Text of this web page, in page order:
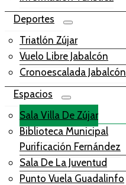
Deportes
Triatlón Zújar
Vuelo Libre Jabalcón
Cronoescalada Jabalcón
Espacios
Sala Villa De Zújar
Biblioteca Municipal
Purificación Fernández
Sala De La Juventud
Punto Vuela Guadalinfo